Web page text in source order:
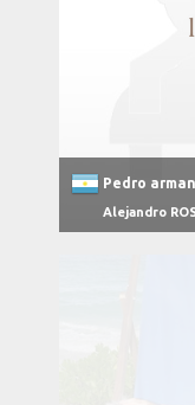
Pedro
Alejandro